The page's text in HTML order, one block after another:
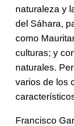
naturaleza y
del Sáhara,
como
culturas; y
naturales.
varios de los
Francisco